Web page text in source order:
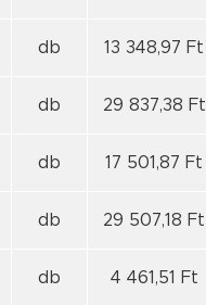
db 13 348,97 Ft
db 29 837,38 Ft
db 17 501,87 Ft
db 29 507,18 Ft
db 4 461,51 Ft